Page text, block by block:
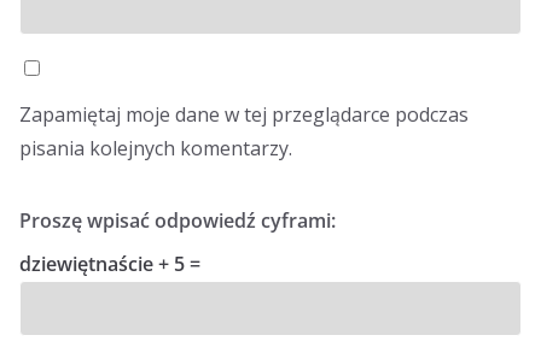
Zapamiętaj moje dane w tej przeglądarce podczas
pisania kolejnych komentarzy.
Proszę wpisać odpowiedź cyframi:
dziewiętnaście + 5 =